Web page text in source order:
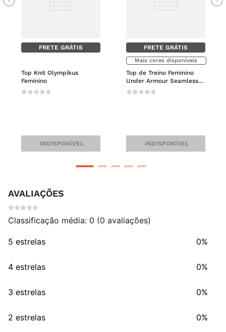
FRETE GRÁTIS
Top Knit Olympikus
Feminino
INDISPONÍVEL
FRETE GRÁTIS
Mais cores disponíveis
Top de Treino Feminino
Under Armour Seamless
Low Long Bra
INDISPONÍVEL
AVALIAÇÕES
Classificação média: 0 (0 avaliações)
5 estrelas 0%
4 estrelas 0%
3 estrelas 0%
2 estrelas 0%